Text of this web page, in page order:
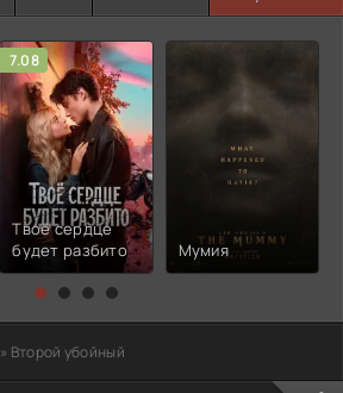
7.08
Твоё сердце
будет разбито
Мумия
» Второй убойный